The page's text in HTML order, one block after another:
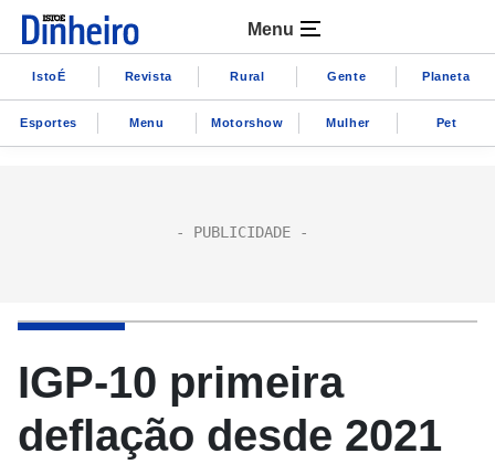
Menu
IstoÉ Revista Rural Gente Planeta
Esportes Menu Motorshow Mulher Pet
IGP-10 primeira
deflação desde 2021